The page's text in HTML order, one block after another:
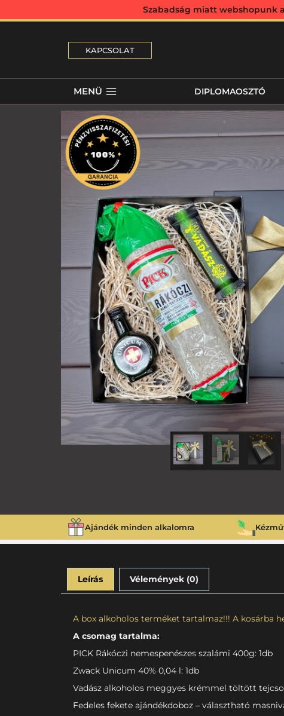
Szabadság miatt webshopunk
KAPCSOLAT
MENÜ DIPLOMAOSZTÓ
Ajándék minden alkalomra
Leírás Vélemények (0)
A box alkoholos terméket tartalmaz!!! A kosárba
A csomag tartalma:
PICK Rákóczi nemespenészes szalámi 400g: 1db
Zwack Unicum 40% 0,04 l: 1db
Vadász alkoholos meggyes krémmel töltött
Fedeles fekete ajándékdoboz – választható